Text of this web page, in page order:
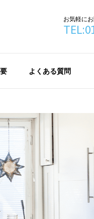
お気軽に
よくある質問